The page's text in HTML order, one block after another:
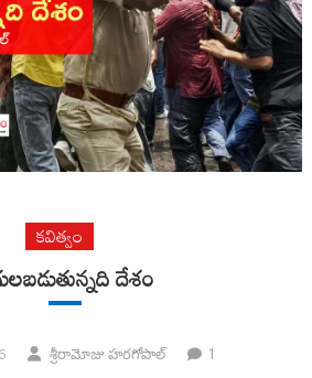
కవిత్వం
దేశం
శ్రీరామోజు హరగోపాల్ 1